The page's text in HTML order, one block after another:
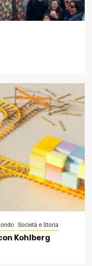
Società e Storia
Kohlberg